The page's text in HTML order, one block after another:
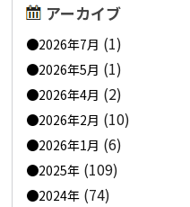
アーカイブ
2026年7月 (1)
2026年5月 (1)
2026年4月 (2)
2026年2月 (10)
2026年1月 (6)
2025年 (109)
2024年 (74)